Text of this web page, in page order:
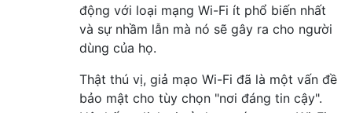
động với loại mạng Wi-Fi ít phổ biến nhất
và sự nhầm lẫn mà nó sẽ gây ra cho người
dùng của họ.
Thật thú vị, giả mạo Wi-Fi đã là một vấn đề
bảo mật cho tùy chọn "nơi đáng tin cậy".